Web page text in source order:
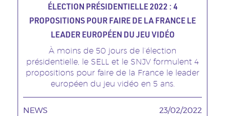
ÉLECTION PRÉSIDENTIELLE 2022 : 4
PROPOSITIONS POUR FAIRE DE LA FRANCE LE
LEADER EUROPÉEN DU JEU VIDÉO
Sous
titre
À moins de 50 jours de l’élection
présidentielle, le SELL et le SNJV formulent 4
propositions pour faire de la France le leader
européen du jeu vidéo en 5 ans.
TAGS MINEURES
NEWS Date
23/02/2022